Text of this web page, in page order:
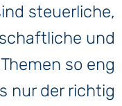
steuerliche,
und
so eng
nur der richtig